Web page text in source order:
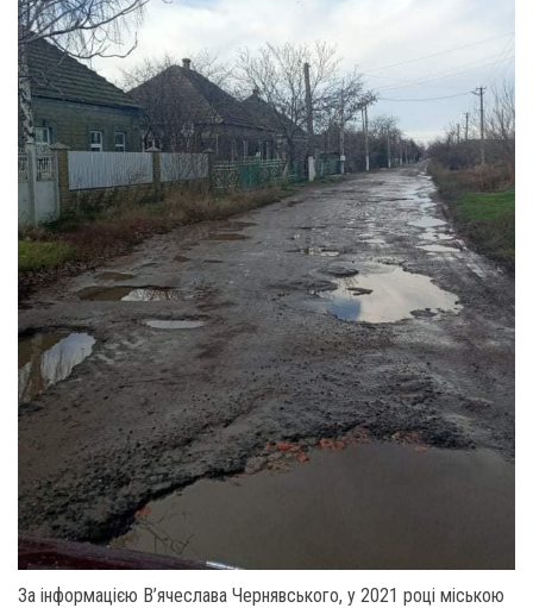
За інформацією В’ячеслава Чернявського, у 2021 році міською